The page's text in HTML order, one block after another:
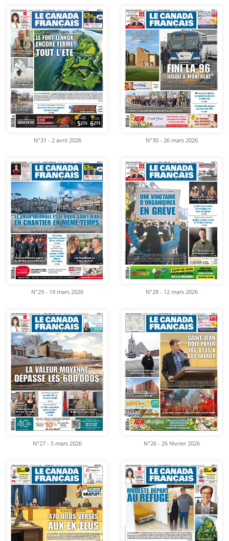
N°31 - 2 avril 2026 N°30 - 26 mars 2026
N°29 - 19 mars 2026 N°28 - 12 mars 2026
N°27 - 5 mars 2026 N°26 - 26 février 2026